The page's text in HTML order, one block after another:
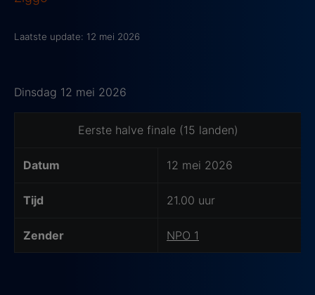
Laatste update: 12 mei 2026
Dinsdag 12 mei 2026
Eerste halve finale (15 landen)
Datum 12 mei 2026
Tijd 21.00 uur
Zender NPO 1